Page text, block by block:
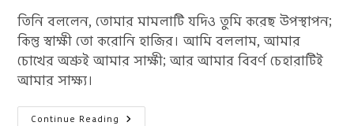
তিনি বললেন, তোমার মামলাটি যদিও তুমি করেছ উপস্থাপন;
কিন্তু স্বাক্ষী তো করোনি হাজির। আমি বললাম, আমার
চোখের অশ্রুই আমার সাক্ষী; আর আমার বিবর্ণ চেহারাটিই
আমার সাক্ষ্য।
Continue Reading মাওলানা